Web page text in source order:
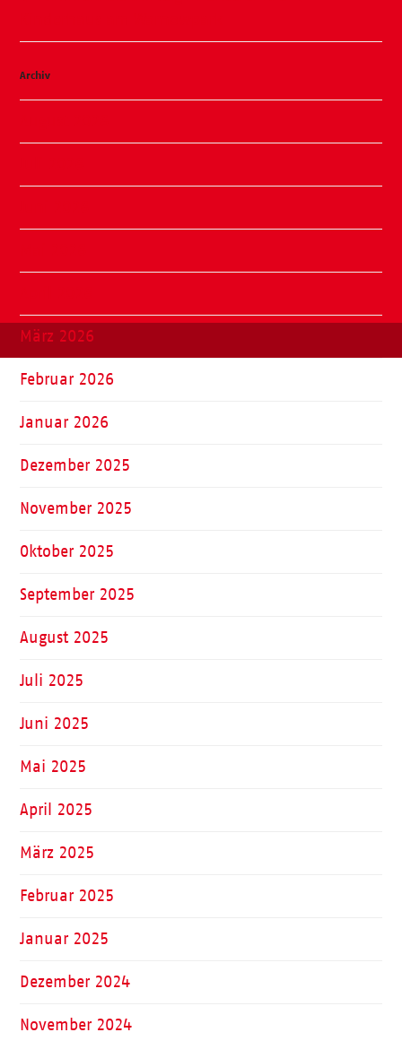
Archiv
März 2026
Februar 2026
Januar 2026
Dezember 2025
November 2025
Oktober 2025
September 2025
August 2025
Juli 2025
Juni 2025
Mai 2025
April 2025
März 2025
Februar 2025
Januar 2025
Dezember 2024
November 2024